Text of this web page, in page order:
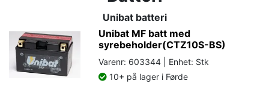
Unibat batteri
Unibat MF batt med
syrebeholder(CTZ10S-BS)
Varenr: 603344 | Enhet: Stk
10+ på lager i Førde